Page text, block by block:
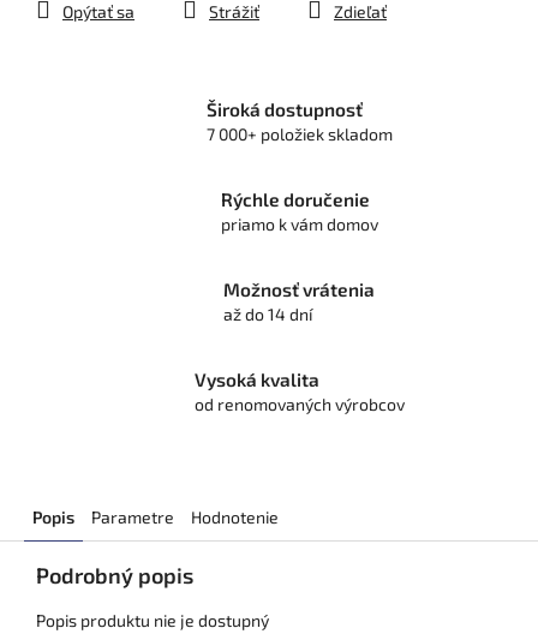
Opýtať sa Strážiť Zdieľať
Široká dostupnosť
7 000+ položiek skladom
Rýchle doručenie
priamo k vám domov
Možnosť vrátenia
až do 14 dní
Vysoká kvalita
od renomovaných výrobcov
Popis Parametre Hodnotenie
Podrobný popis
Popis produktu nie je dostupný